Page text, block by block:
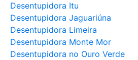
Desentupidora Itu
Desentupidora Jaguariúna
Desentupidora Limeira
Desentupidora Monte Mor
Desentupidora no Ouro Verde